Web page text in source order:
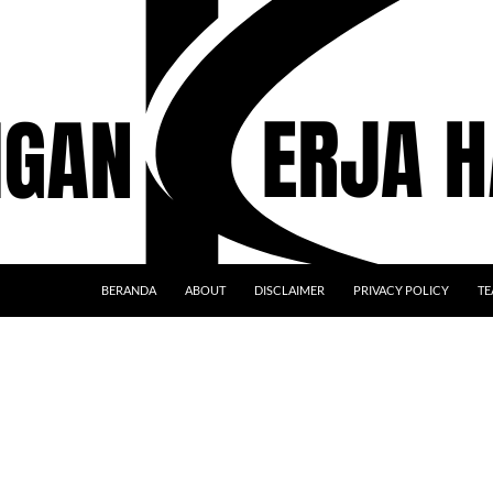
BERANDA ABOUT DISCLAIMER PRIVACY POLICY